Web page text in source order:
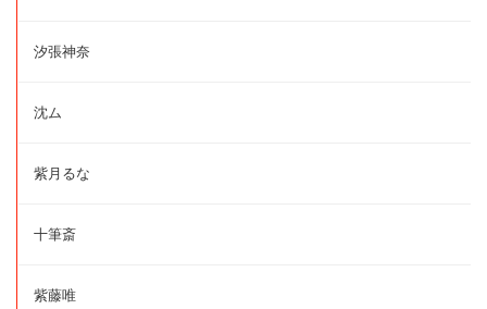
汐張神奈
沈ム
紫月るな
十筆斎
紫藤唯